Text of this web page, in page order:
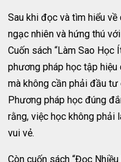
Sau khi đọc và tìm hiểu
ngạc nhiên và hứng thú
Cuốn sách “Làm Sao Học
phương pháp học tập
mà không cần phải đầu tư
Phương pháp học đúng
rằng, việc học không phải
vui vẻ.
Còn cuốn sách “Đọc